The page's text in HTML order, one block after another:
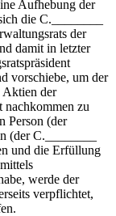
Aufhebung der
die C.________
der
damit in letzter
vorschiebe, um der
Aktien der
nachkommen zu
Person (der
(der C.________
und die Erfüllung
werde der
verpflichtet,